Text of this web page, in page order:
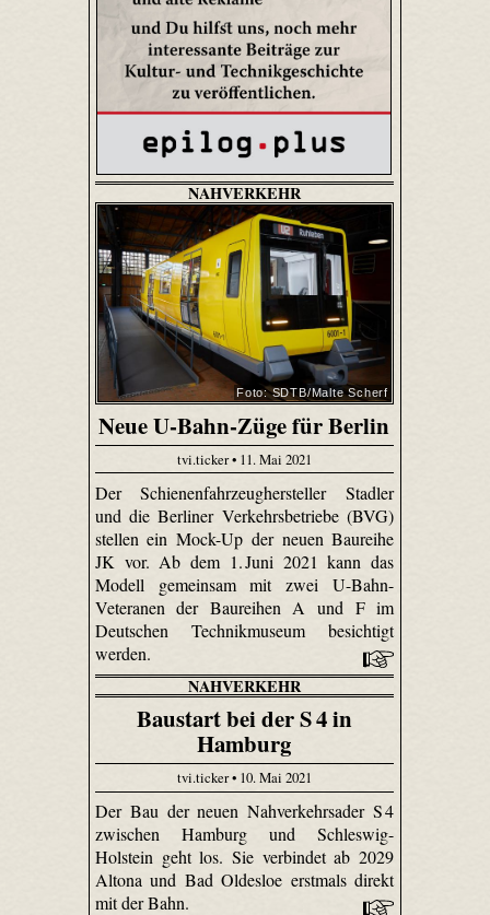
NAHVERKEHR
Foto: SDTB/Malte Scherf
Neue U-Bahn-Züge für Berlin
tvi.ticker • 11. Mai 2021
Der Schienenfahrzeughersteller Stadler
und die Berliner Verkehrsbetriebe (BVG)
stellen ein Mock-Up der neuen Baureihe
JK vor. Ab dem 1. Juni 2021 kann das
Modell gemeinsam mit zwei U-Bahn-
Veteranen der Baureihen A und F im
Deutschen Technikmuseum besichtigt
werden.
NAHVERKEHR
Baustart bei der S 4 in
Hamburg
tvi.ticker • 10. Mai 2021
Der Bau der neuen Nahverkehrsader S 4
zwischen Hamburg und Schleswig-
Holstein geht los. Sie verbindet ab 2029
Altona und Bad Oldesloe erstmals direkt
mit der Bahn.